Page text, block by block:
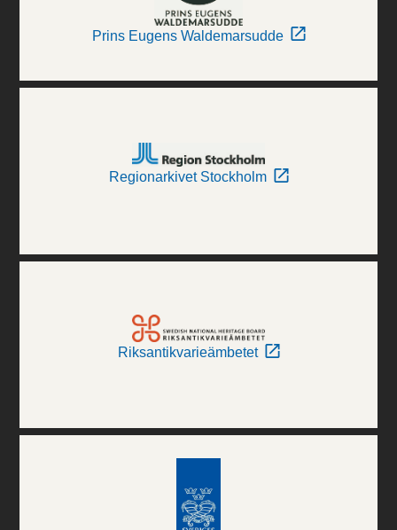
Prins Eugens Waldemarsudde
Regionarkivet Stockholm
Riksantikvarieämbetet